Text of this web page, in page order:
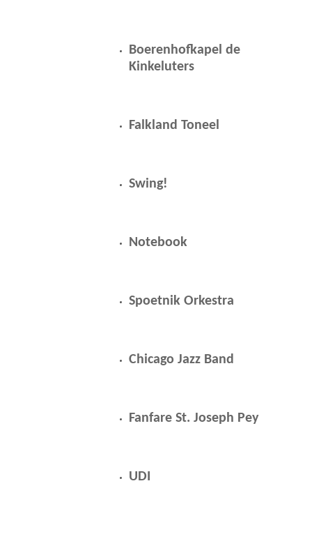
Boerenhofkapel de
Kinkeluters
Falkland Toneel
Swing!
Notebook
Spoetnik Orkestra
Chicago Jazz Band
Fanfare St. Joseph Pey
UDI